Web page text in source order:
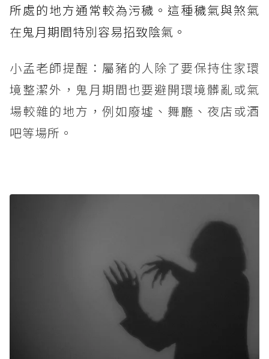
所處的地方通常較為污穢。這種穢氣與煞氣
在鬼月期間特別容易招致陰氣。
小孟老師提醒：屬豬的人除了要保持住家環
境整潔外，鬼月期間也要避開環境髒亂或氣
場較雜的地方，例如廢墟、舞廳、夜店或酒
吧等場所。